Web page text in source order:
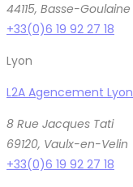
44115, Basse-Goulaine
+33(0)6 19 92 27 18
Lyon
L2A Agencement Lyon
8 Rue Jacques Tati
69120, Vaulx-en-Velin
+33(0)6 19 92 27 18